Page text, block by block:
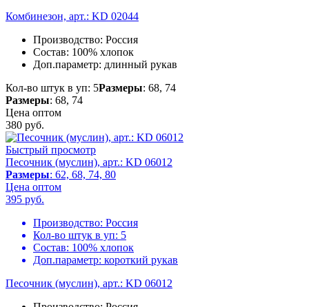
Комбинезон, арт.: KD 02044
Производство: Россия
Состав: 100% хлопок
Доп.параметр: длинный рукав
Кол-во штук в уп: 5Размеры: 68, 74
Размеры: 68, 74
Цена оптом
380 руб.
Быстрый просмотр
Песочник (муслин), арт.: KD 06012
Размеры: 62, 68, 74, 80
Цена оптом
395 руб.
Производство: Россия
Кол-во штук в уп: 5
Состав: 100% хлопок
Доп.параметр: короткий рукав
Песочник (муслин), арт.: KD 06012